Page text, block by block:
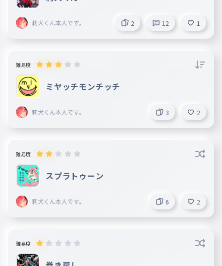
莉犬くん本人です。 2 12 1
難易度
ミヤッチモンチッチ
莉犬くん本人です。 3 2
難易度
スプラトゥーン
莉犬くん本人です。 6 2
難易度